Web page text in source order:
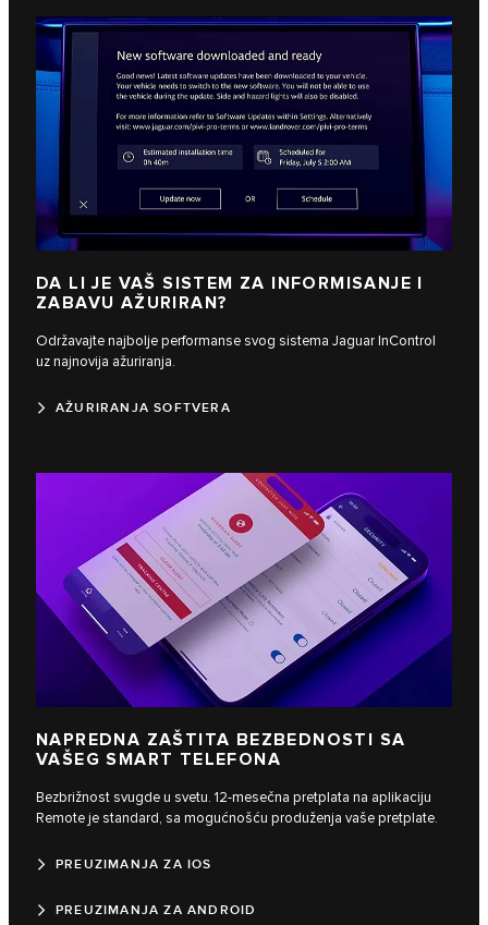
DA LI JE VAŠ SISTEM ZA INFORMISANJE I
ZABAVU AŽURIRAN?
Održavajte najbolje performanse svog sistema Jaguar InControl
uz najnovija ažuriranja.
AŽURIRANJA SOFTVERA
NAPREDNA ZAŠTITA BEZBEDNOSTI SA
VAŠEG SMART TELEFONA
Bezbrižnost svugde u svetu. 12-mesečna pretplata na aplikaciju
Remote je standard, sa mogućnošću produženja vaše pretplate.
PREUZIMANJA ZA IOS
PREUZIMANJA ZA ANDROID